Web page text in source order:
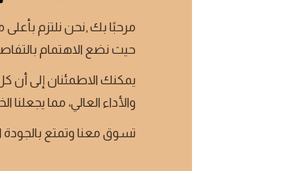
مرحبًا بك ,نحن نلتزم بأعلى
حيث نضع الاهتمام
يمكنك الاطمئنان إلى أن
والأداء العالي، مما يجعلنا
تسوق معنا وتمتع بالجودة